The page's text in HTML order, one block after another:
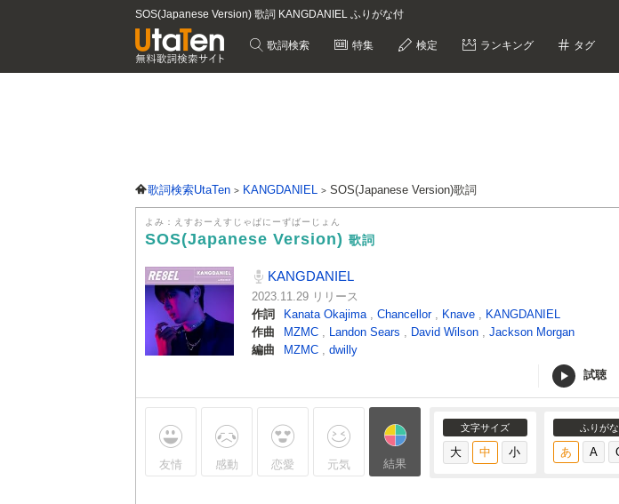
SOS(Japanese Version) 歌詞 KANGDANIEL ふりがな付
歌詞検索 特集 検定 ランキング タグ
歌詞検索UtaTen KANGDANIEL SOS(Japanese Version)歌詞
よみ：えすおーえすじゃぱにーずばーじょん
SOS(Japanese Version) 歌詞
KANGDANIEL
2023.11.29 リリース
作詞
Kanata Okajima , Chancellor , Knave , KANGDANIEL
作曲
MZMC , Landon Sears , David Wilson , Jackson Morgan
編曲
MZMC , dwilly
試聴
友情 感動 恋愛 元気 結果
文字サイズ ふりがな